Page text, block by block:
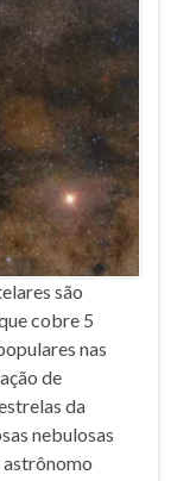
são
cobre 5
nas
de
da
nebulosas